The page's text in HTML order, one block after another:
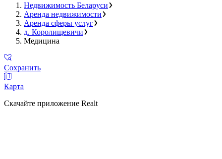
Недвижимость Беларуси
Аренда недвижимости
Аренда сферы услуг
д. Королищевичи
Медицина
Сохранить
Карта
Скачайте приложение Realt